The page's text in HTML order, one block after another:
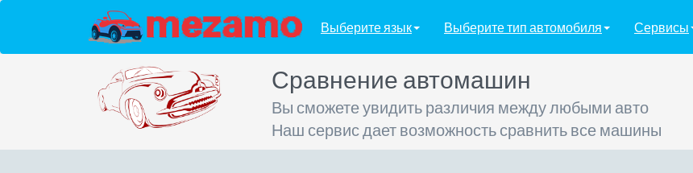
Выберите язык Выберите тип автомобиля Сервисы
Сравнение автомашин
Вы сможете увидить различия между любыми авто
Наш сервис дает возможность сравнить все машины